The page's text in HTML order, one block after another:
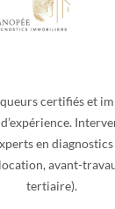
certifiés et
en
avant-
tertiaire).